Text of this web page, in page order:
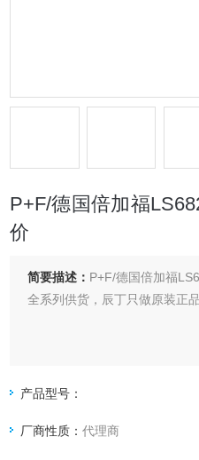
P+F/德国倍加福
价
简要描述： P+F/德国倍加福
全系列供货，辰丁只做原装正
产品型号：
厂商性质：代理商